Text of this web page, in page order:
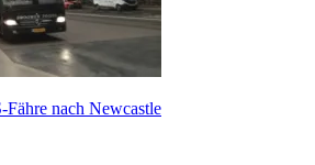
nach Newcastle